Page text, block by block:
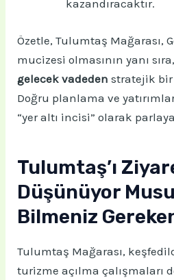
kazandıracaktır.
Özetle, Tulumtaş Mağarası,
mucizesi olmasının yanı
gelecek vadeden stratejik bir
Doğru planlama ve
“yer altı incisi” olarak
Tulumtaş’ı
Düşünüyor
Bilmeniz
Tulumtaş Mağarası,
turizme açılma çalışmaları